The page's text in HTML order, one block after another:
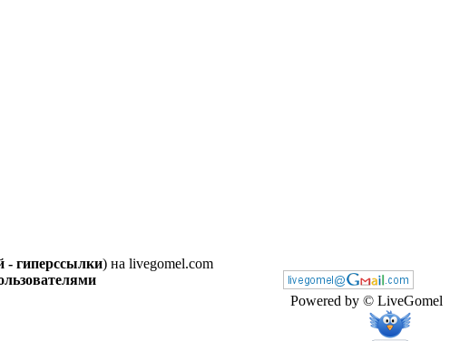
Powered by © LiveGomel
- гиперссылки) на livegomel.com